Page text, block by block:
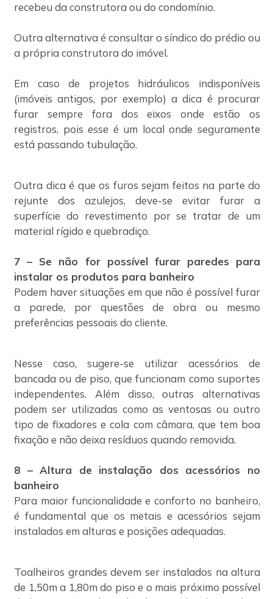
recebeu da construtora ou do condomínio.
Outra alternativa é consultar o síndico do prédio ou
a própria construtora do imóvel.
Em caso de projetos hidráulicos indisponíveis
(imóveis antigos, por exemplo) a dica é procurar
furar sempre fora dos eixos onde estão os
registros, pois esse é um local onde seguramente
está passando tubulação.
Outra dica é que os furos sejam feitos na parte do
rejunte dos azulejos, deve-se evitar furar a
superfície do revestimento por se tratar de um
material rígido e quebradiço.
7 – Se não for possível furar paredes para
instalar os produtos para banheiro
Podem haver situações em que não é possível furar
a parede, por questões de obra ou mesmo
preferências pessoais do cliente.
Nesse caso, sugere-se utilizar acessórios de
bancada ou de piso, que funcionam como suportes
independentes. Além disso, outras alternativas
podem ser utilizadas como as ventosas ou outro
tipo de fixadores e cola com câmara, que tem boa
fixação e não deixa resíduos quando removida.
8 – Altura de instalação dos acessórios no
banheiro
Para maior funcionalidade e conforto no banheiro,
é fundamental que os metais e acessórios sejam
instalados em alturas e posições adequadas.
Toalheiros grandes devem ser instalados na altura
de 1,50m a 1,80m do piso e o mais próximo possível